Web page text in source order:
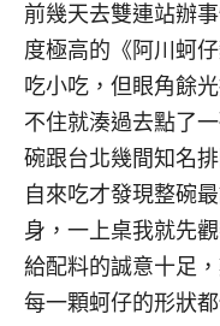
前幾天去雙連站辦
度極高的《阿川蚵
吃小吃，但眼角餘
不住就湊過去點了
碗跟台北幾間知名
自來吃才發現整碗
身，一上桌我就先
給配料的誠意十足
每一顆蚵仔的形狀